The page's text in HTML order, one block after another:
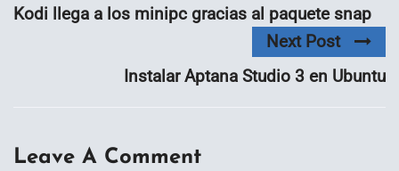
Kodi llega a los minipc gracias al paquete snap
Next Post
Instalar Aptana Studio 3 en Ubuntu
Leave A Comment